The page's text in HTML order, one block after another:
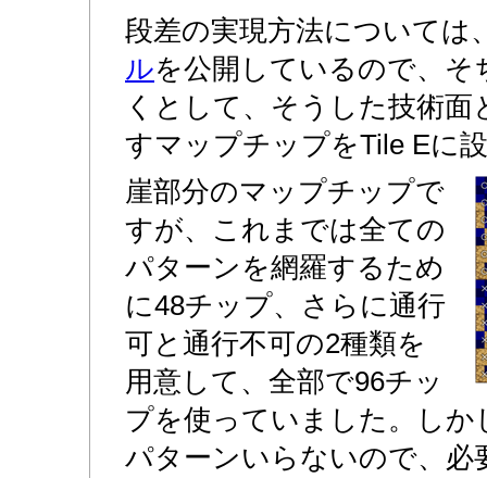
段差の実現方法については
ルを公開しているので、
くとして、そうした技術面
すマップチップをTile Eに
崖部分のマップチップで
すが、これまでは全ての
パターンを網羅するため
に48チップ、さらに通行
可と通行不可の2種類を
用意して、全部で96チッ
プを使っていました。し
パターンいらないので、必